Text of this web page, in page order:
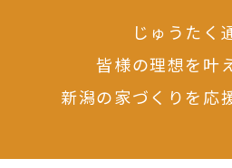
じゅうたく
皆様の理想を叶
新潟の家づくりを応